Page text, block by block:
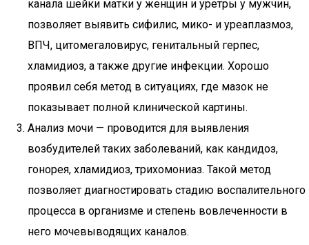
канала шейки матки у женщин и уретры у мужчин,
позволяет выявить сифилис, мико- и уреаплазмоз,
ВПЧ, цитомегаловирус, генитальный герпес,
хламидиоз, а также другие инфекции. Хорошо
проявил себя метод в ситуациях, где мазок не
показывает полной клинической картины.
Анализ мочи — проводится для выявления
возбудителей таких заболеваний, как кандидоз,
гонорея, хламидиоз, трихомониаз. Такой метод
позволяет диагностировать стадию воспалительного
процесса в организме и степень вовлеченности в
него мочевыводящих каналов.